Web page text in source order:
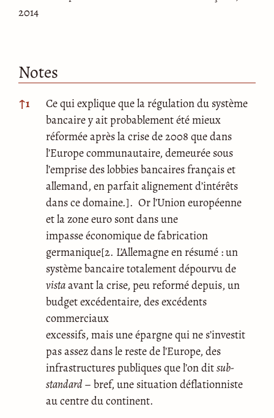
2014
Notes
Notes
↑1
Ce qui explique que la régulation du système
bancaire y ait probablement été mieux
réformée après la crise de 2008 que dans
l’Europe communautaire, demeurée sous
l’emprise des lobbies bancaires français et
allemand, en parfait alignement d’intérêts
dans ce domaine.]. Or l’Union européenne
et la zone euro sont dans une
impasse économique de fabrication
germanique[2. L’Allemagne en résumé : un
système bancaire totalement dépourvu de
vistaavant la crise, peu reformé depuis, un
budget excédentaire, des excédents
commerciaux
excessifs, mais une épargne qui ne s’investit
pas assez dans le reste de l’Europe, des
infrastructures publiques que l’on ditsub-
standard– bref, une situation déflationniste
au centre du continent.